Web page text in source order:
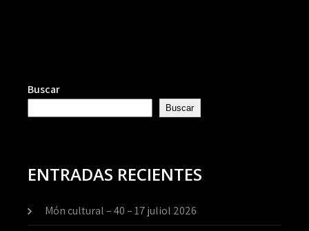
Buscar
Buscar
ENTRADAS RECIENTES
Món cultural – 40 – 17 juliol 2026